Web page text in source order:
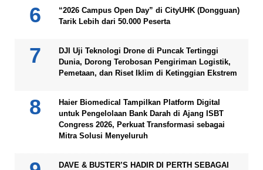
“2026 Campus Open Day” di CityUHK (Dongguan)
Tarik Lebih dari 50.000 Peserta
DJI Uji Teknologi Drone di Puncak Tertinggi
Dunia, Dorong Terobosan Pengiriman Logistik,
Pemetaan, dan Riset Iklim di Ketinggian Ekstrem
Haier Biomedical Tampilkan Platform Digital
untuk Pengelolaan Bank Darah di Ajang ISBT
Congress 2026, Perkuat Transformasi sebagai
Mitra Solusi Menyeluruh
DAVE & BUSTER’S HADIR DI PERTH SEBAGAI